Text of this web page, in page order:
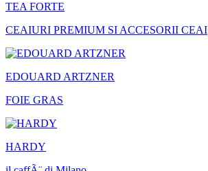
TEA FORTE
CEAIURI PREMIUM SI ACCESORII CEAI
EDOUARD ARTZNER
FOIE GRAS
HARDY